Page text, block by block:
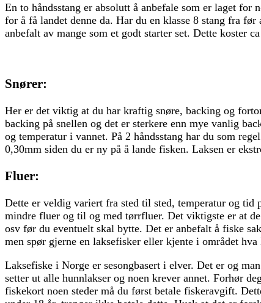
En to håndsstang er absolutt å anbefale som er laget
for å få landet denne da. Har du en klasse 8 stang fra
anbefalt av mange som et godt starter set. Dette koster
Snører:
Her er det viktig at du har kraftig snøre, backing og
backing på snellen og det er sterkere enn mye vanlig
og temperatur i vannet. På 2 håndsstang har du som
0,30mm siden du er ny på å lande fisken. Laksen er
Fluer:
Dette er veldig variert fra sted til sted, temperatur og tid
mindre fluer og til og med tørrfluer. Det viktigste er at
osv før du eventuelt skal bytte. Det er anbefalt å fiske
men spør gjerne en laksefisker eller kjente i området
Laksefiske i Norge er sesongbasert i elver. Det er og
setter ut alle hunnlakser og noen krever annet. Forhør
fiskekort noen steder må du først betale fiskeravgift.